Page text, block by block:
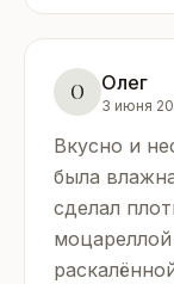
О Олег
3 июня
Вкусно и
была
сделал